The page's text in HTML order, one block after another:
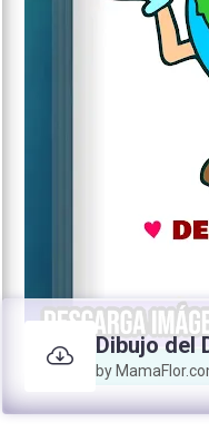
Dibujo del
by